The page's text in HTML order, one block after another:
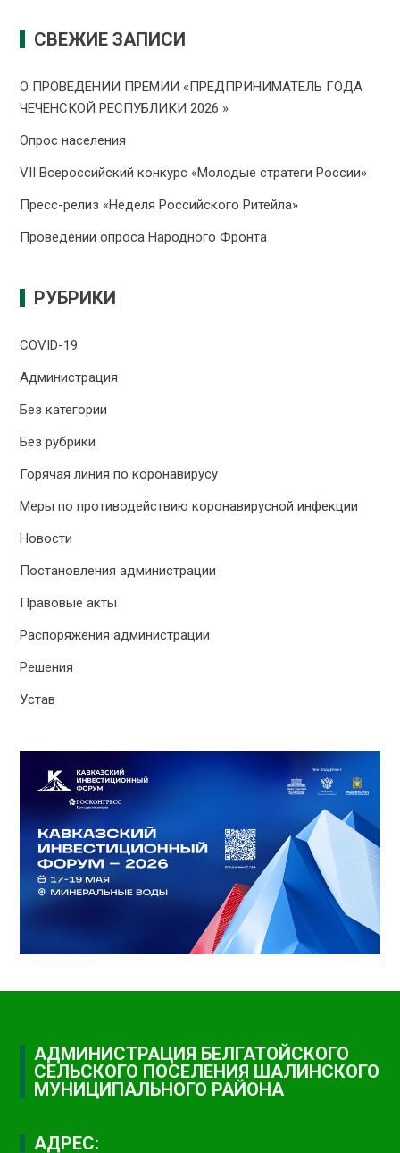
СВЕЖИЕ ЗАПИСИ
О ПРОВЕДЕНИИ ПРЕMИИ «ПРЕДПРИНИМАТЕЛЬ ГОДА
ЧЕЧЕНСКОЙ РЕСПУБЛИКИ 2026 »
Опрос населения
VII Всероссийский конкурс «Молодые стратеги России»
Пресс-релиз «Неделя Российского Ритейла»
Проведении опроса Народного Фронта
РУБРИКИ
COVID-19
Администрация
Без категории
Без рубрики
Горячая линия по коронавирусу
Меры по противодействию коронавирусной инфекции
Новости
Постановления администрации
Правовые акты
Распоряжения администрации
Решения
Устав
АДМИНИСТРАЦИЯ БЕЛГАТОЙСКОГО
СЕЛЬСКОГО ПОСЕЛЕНИЯ ШАЛИНСКОГО
МУНИЦИПАЛЬНОГО РАЙОНА
АДРЕС: